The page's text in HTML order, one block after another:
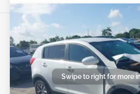
Swipe to right for more